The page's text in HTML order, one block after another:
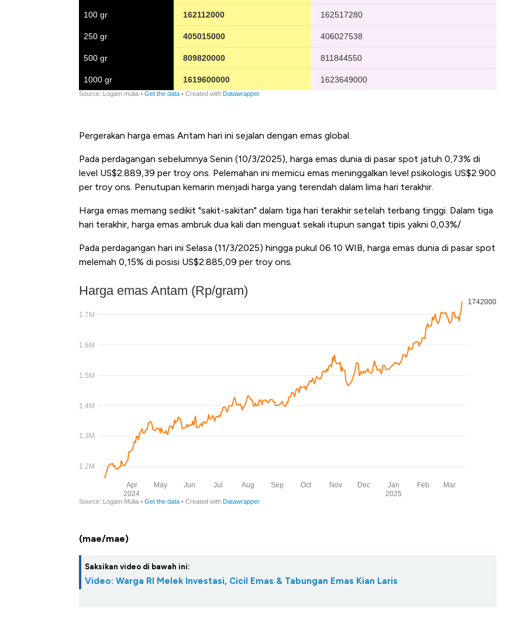
Pergerakan harga emas Antam hari ini sejalan dengan emas global.
Pada perdagangan sebelumnya Senin (10/3/2025), harga emas dunia di pasar spot jatuh 0,73% di
level US$2.889,39 per troy ons. Pelemahan ini memicu emas meninggalkan level psikologis US$2.900
per troy ons. Penutupan kemarin menjadi harga yang terendah dalam lima hari terakhir.
Harga emas memang sedikit "sakit-sakitan" dalam tiga hari terakhir setelah terbang tinggi. Dalam tiga
hari terakhir, harga emas ambruk dua kali dan menguat sekali itupun sangat tipis yakni 0,03%/
Pada perdagangan hari ini Selasa (11/3/2025) hingga pukul 06.10 WIB, harga emas dunia di pasar spot
melemah 0,15% di posisi US$2.885,09 per troy ons.
(mae/mae)
Saksikan video di bawah ini:
Video: Warga RI Melek Investasi, Cicil Emas & Tabungan Emas Kian Laris